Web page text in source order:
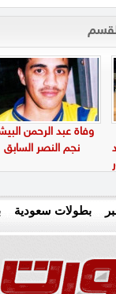
وفاة عبد الرحمن
نجم النصر السابق
بطولات سعودية